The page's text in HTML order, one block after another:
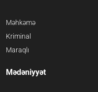
Məhkəmə
Kriminal
Maraqlı
Mədəniyyət